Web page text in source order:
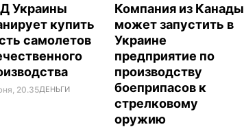
Украины
купить
самолетов
20.35ДЕНЬГИ
Компания из Канады
может запустить в
Украине
предприятие по
производству
боеприпасов к
стрелковому
оружию